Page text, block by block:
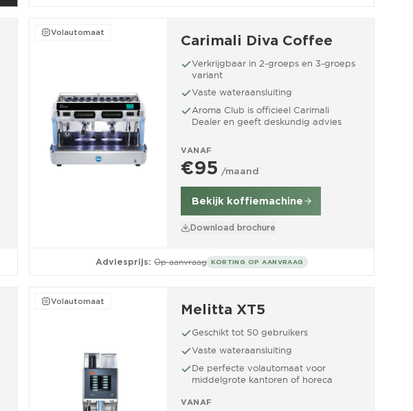
Volautomaat
Carimali Diva Coffee
Verkrijgbaar in 2-groeps en 3-groeps
variant
Vaste wateraansluiting
Aroma Club is officieel Carimali
Dealer en geeft deskundig advies
VANAF
€95 /maand
Bekijk koffiemachine
Download brochure
Adviesprijs: Op aanvraag KORTING OP AANVRAAG
Volautomaat
Melitta XT5
Geschikt tot 50 gebruikers
Vaste wateraansluiting
De perfecte volautomaat voor
middelgrote kantoren of horeca
VANAF